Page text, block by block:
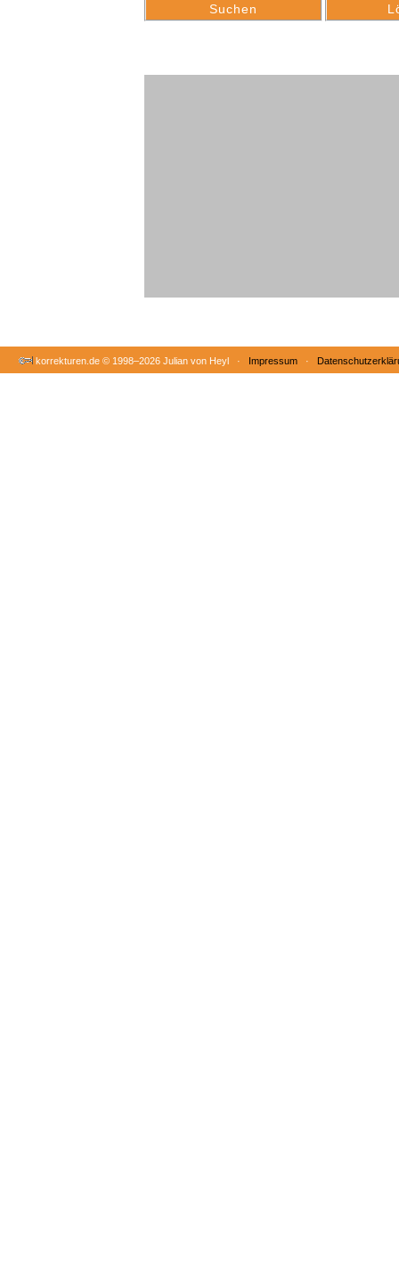
korrekturen.de © 1998–2026 Julian von Heyl · Impressum ·